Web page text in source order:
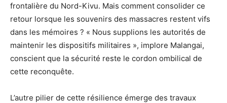
frontalière du Nord-Kivu. Mais comment consolider ce
retour lorsque les souvenirs des massacres restent vifs
dans les mémoires ? « Nous supplions les autorités de
maintenir les dispositifs militaires », implore Malangai,
conscient que la sécurité reste le cordon ombilical de
cette reconquête.
L’autre pilier de cette résilience émerge des travaux